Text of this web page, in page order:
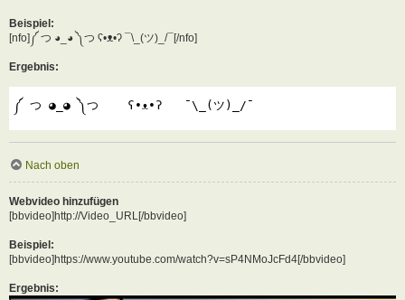
Beispiel:
[nfo]༼ つ ◕_◕ ༽つ ʕ•ᴥ•ʔ ¯\_(ツ)_/¯[/nfo]
Ergebnis:
༼ つ ◕_◕ ༽つ    ʕ•ᴥ•ʔ   ¯\_(ツ)_/¯
Nach oben
Webvideo hinzufügen
[bbvideo]http://Video_URL[/bbvideo]
Beispiel:
[bbvideo]https://www.youtube.com/watch?v=sP4NMoJcFd4[/bbvideo]
Ergebnis: